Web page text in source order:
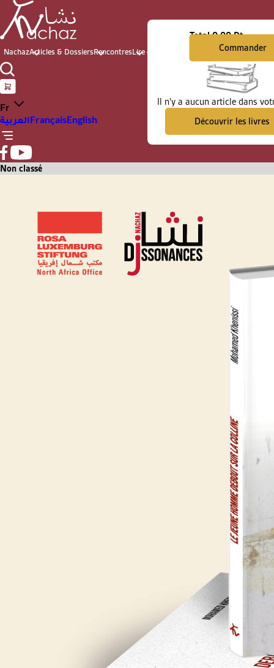
NachazArticles & DossiersRencontresLire et voir Archives du présent
Il n'y a aucun article dans
Découvrir les livres
Total 0.00 Dt
Commander
Fr
العربيةFrançaisEnglish
Non classé